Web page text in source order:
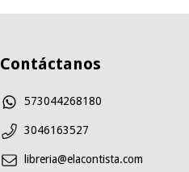
Contáctanos
573044268180
3046163527
libreria@elacontista.com